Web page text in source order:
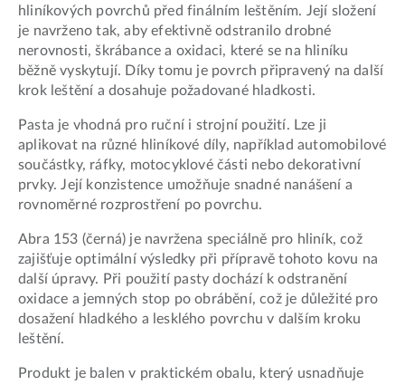
hliníkových povrchů před finálním leštěním. Její složení
je navrženo tak, aby efektivně odstranilo drobné
nerovnosti, škrábance a oxidaci, které se na hliníku
běžně vyskytují. Díky tomu je povrch připravený na další
krok leštění a dosahuje požadované hladkosti.
Pasta je vhodná pro ruční i strojní použití. Lze ji
aplikovat na různé hliníkové díly, například automobilové
součástky, ráfky, motocyklové části nebo dekorativní
prvky. Její konzistence umožňuje snadné nanášení a
rovnoměrné rozprostření po povrchu.
Abra 153 (černá) je navržena speciálně pro hliník, což
zajišťuje optimální výsledky při přípravě tohoto kovu na
další úpravy. Při použití pasty dochází k odstranění
oxidace a jemných stop po obrábění, což je důležité pro
dosažení hladkého a lesklého povrchu v dalším kroku
leštění.
Produkt je balen v praktickém obalu, který usnadňuje